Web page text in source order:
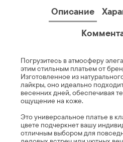
Описание
Погрузитесь в атмосферу
этим стильным платьем от
Изготовленное из
лайкры, оно идеально
весенних дней, обеспечивая
ощущение на коже.
Это универсальное платье в
цвете подчеркнет вашу
отличным выбором для